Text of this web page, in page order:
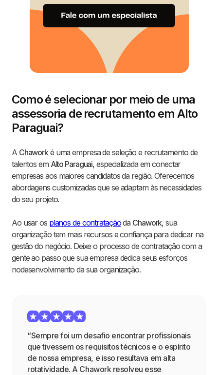
Como é selecionar por meio de uma
assessoria de recrutamento em Alto
Paraguai?
A Chaworké uma empresa de seleção e recrutamento de
talentos em Alto Paraguai, especializada em conectar
empresas aos maiores candidatos da região. Oferecemos
abordagens customizadas que se adaptam às necessidades
do seu projeto.
Ao usar os planos de contrataçãoda Chawork, sua
organização tem mais recursos e confiança para dedicar na
gestão do negócio. Deixe o processo de contratação com a
gente ao passo que sua empresa dedica seus esforços
nodesenvolvimento da sua organização.
“Sempre foi um desafio encontrar profissionais
que tivessem os requisitos técnicos e o espírito
de nossa empresa, e isso resultava em alta
rotatividade. A Chawork resolveu esse